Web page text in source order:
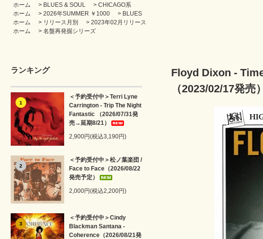
ホーム > BLUES & SOUL > CHICAGO系
ホーム
> 2026年SUMMER ￥1000 > BLUES
ホーム
> リリース月別 > 2023年02月リリース
ホーム
> 名盤再発掘シリーズ
ランキング
1
＜予約受付中＞Terri Lyne
Carrington - Trip The Night
Fantastic （2026/07/31発
売→延期8/21）
2,900円(税込3,190円)
2
＜予約受付中＞松ノ葉楽団 /
Face to Face（2026/08/22
発売予定）
2,000円(税込2,200円)
3
＜予約受付中＞Cindy
Blackman Santana -
Coherence（2026/08/21発
Floyd Dixon -
（2023/02/17発売）